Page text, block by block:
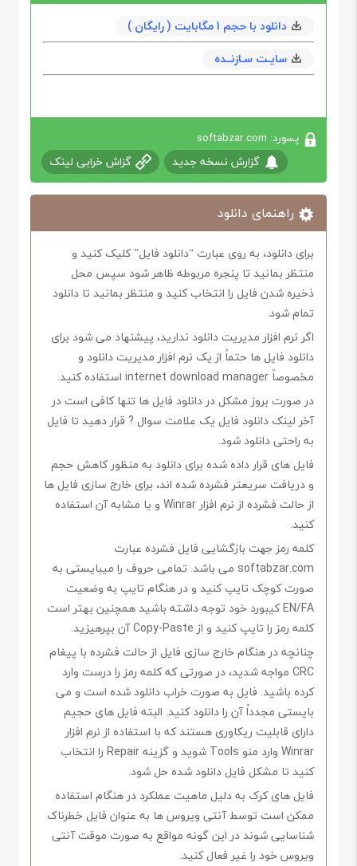
دانلود با حجم 1 مگابایت ( رایگان )
سایـت سـازنــده
پسورد: softabzar.com
گزارش نسخه جدید گزاش خرابی لینک
راهنمای دانلود
برای دانلود، به روی عبارت “دانلود فایل” کلیک کنید و
منتظر بمانید تا پنجره مربوطه ظاهر شود سپس محل
ذخیره شدن فایل را انتخاب کنید و منتظر بمانید تا دانلود
تمام شود.
اگر نرم افزار مدیریت دانلود ندارید، پیشنهاد می شود برای
دانلود فایل ها حتماً از یک نرم افزار مدیریت دانلود و
مخصوصاً internet download manager استفاده کنید.
در صورت بروز مشکل در دانلود فایل ها تنها کافی است در
آخر لینک دانلود فایل یک علامت سوال ? قرار دهید تا فایل
به راحتی دانلود شود.
فایل های قرار داده شده برای دانلود به منظور کاهش حجم
و دریافت سریعتر فشرده شده اند، برای خارج سازی فایل ها
از حالت فشرده از نرم افزار Winrar و یا مشابه آن استفاده
کنید.
کلمه رمز جهت بازگشایی فایل فشرده عبارت
softabzar.com می باشد. تمامی حروف را میبایستی به
صورت کوچک تایپ کنید و در هنگام تایپ به وضعیت
EN/FA کیبورد خود توجه داشته باشید همچنین بهتر است
کلمه رمز را تایپ کنید و از Copy-Paste آن بپرهیزید.
چنانچه در هنگام خارج سازی فایل از حالت فشرده با پیغام
CRC مواجه شدید، در صورتی که کلمه رمز را درست وارد
کرده باشید. فایل به صورت خراب دانلود شده است و می
بایستی مجدداً آن را دانلود کنید. البته فایل های حجیم
دارای قابلیت ریکاوری هستند که با استفاده از نرم افزار
Winrar وارد منو Tools شوید و گزینه Repair را انتخاب
کنید تا مشکل فایل دانلود شده حل شود.
فایل های کرک به دلیل ماهیت عملکرد در هنگام استفاده
ممکن است توسط آنتی ویروس ها به عنوان فایل خطرناک
شناسایی شوند در این گونه مواقع به صورت موقت آنتی
ویروس خود را غیر فعال کنید.